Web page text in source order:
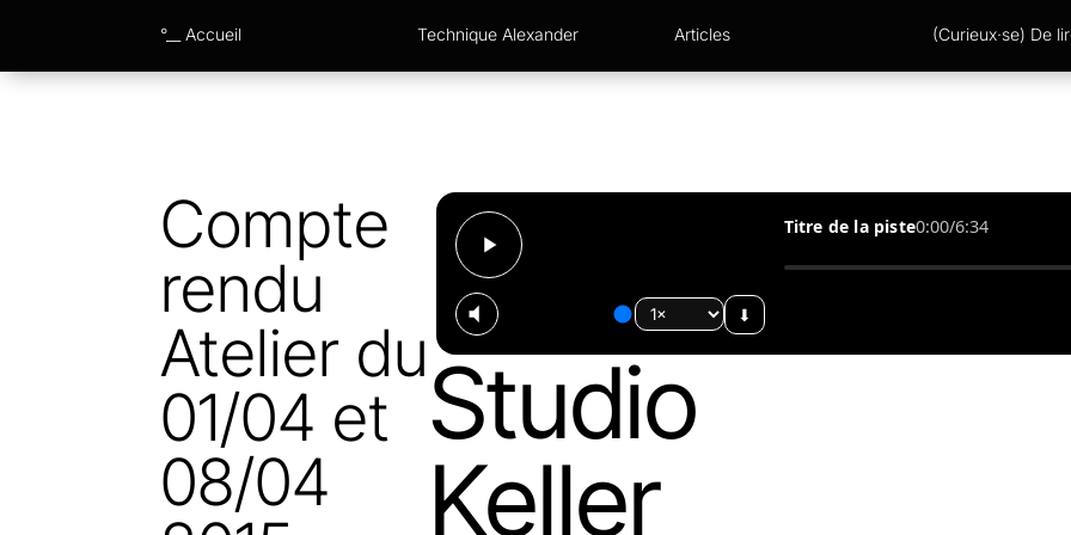
°__ Accueil Technique Alexander Articles (Curieux·se) De
Compte
rendu
Atelier du
01/04 et
08/04
Titre de la piste0:00/6:34
⬇︎
Studio
Keller